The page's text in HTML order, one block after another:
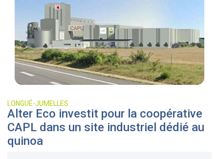
LONGUÉ-JUMELLES
Alter Eco investit pour la coopérative
CAPL dans un site industriel dédié au
quinoa